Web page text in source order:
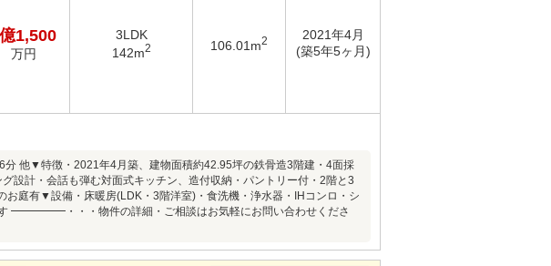
1,500
万円
3LDK
142m2 106.01m2
2021年4月
(築5年5ヶ月)
他▼特徴・2021年4月築、建物面積約42.95坪の鉄骨造3階建・4面採
設計・会話も弾む対面式キッチン、造付収納・パントリー付・2階と3
庭有▼設備・床暖房(LDK・3階洋室)・食洗機・浄水器・IHコンロ・シ
━━━━━・・・物件の詳細・ご相談はお気軽にお問い合わせくださ